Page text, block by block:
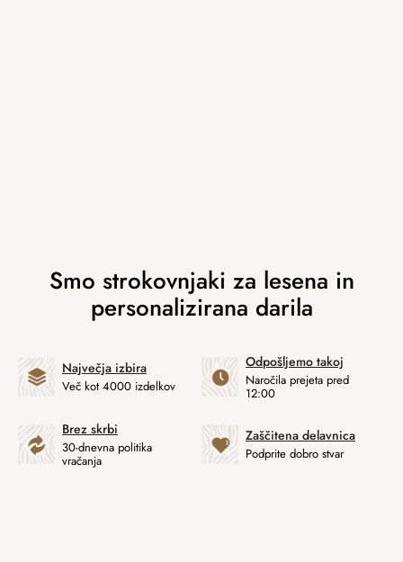
Največja izbira
Več kot 4000 izdelkov
Odpošljemo takoj
Naročila prejeta pred
12:00
Brez skrbi
30-dnevna politika
vračanja
Zaščitena delavnica
Podprite dobro stvar